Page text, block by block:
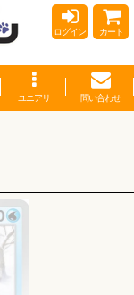
ログイン カート
ユニアリ 問い合わせ